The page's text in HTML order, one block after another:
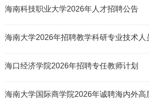
海南科技职业大学2026年人才招聘公告
海南大学2026年招聘教学科研专业技术人
海口经济学院2026年招聘专任教师计划
海南大学国际商学院2026年诚聘海内外高